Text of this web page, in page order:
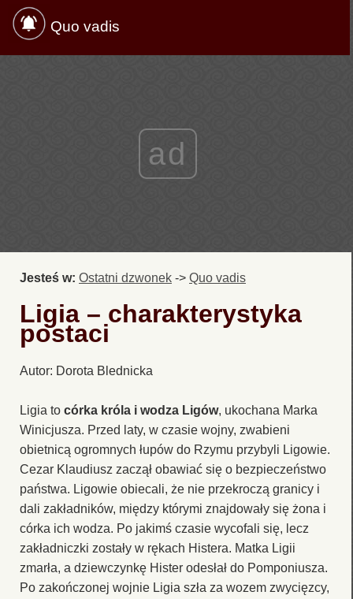
Quo vadis
ad
Jesteś w: Ostatni dzwonek -> Quo vadis
Ligia – charakterystyka
postaci
Autor: Dorota Blednicka
Ligia to córka króla i wodza Ligów, ukochana Marka
Winicjusza. Przed laty, w czasie wojny, zwabieni
obietnicą ogromnych łupów do Rzymu przybyli Ligowie.
Cezar Klaudiusz zaczął obawiać się o bezpieczeństwo
państwa. Ligowie obiecali, że nie przekroczą granicy i
dali zakładników, między którymi znajdowały się żona i
córka ich wodza. Po jakimś czasie wycofali się, lecz
zakładniczki zostały w rękach Histera. Matka Ligii
zmarła, a dziewczynkę Hister odesłał do Pomponiusza.
Po zakończonej wojnie Ligia szła za wozem zwycięzcy,